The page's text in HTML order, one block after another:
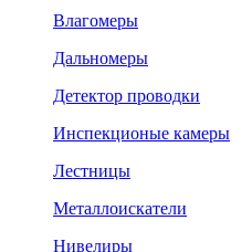
Влагомеры
Дальномеры
Детектор проводки
Инспекционые камеры
Лестницы
Металлоискатели
Нивелиры